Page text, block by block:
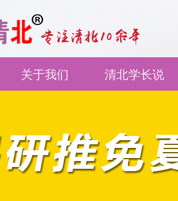
关于我们 清北学长说